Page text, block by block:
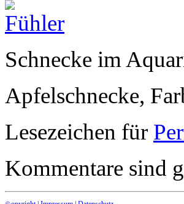
Schnecke im
Apfelschnecke,
Lesezeichen für
Kommentare sind